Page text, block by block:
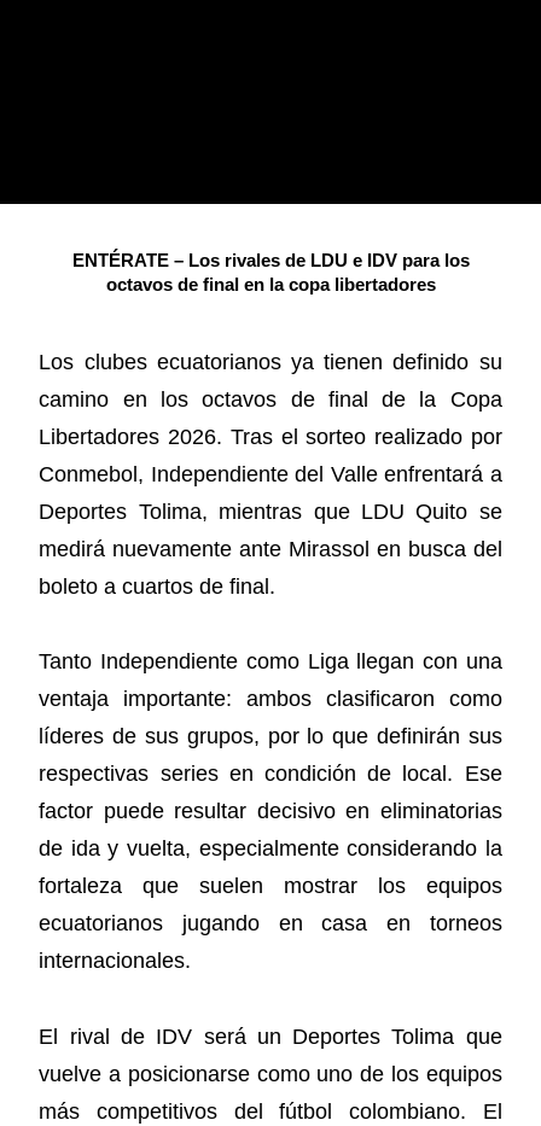
ENTÉRATE – Los rivales de LDU e IDV para los
octavos de final en la copa libertadores
Los clubes ecuatorianos ya tienen definido su
camino en los octavos de final de la Copa
Libertadores 2026. Tras el sorteo realizado por
Conmebol, Independiente del Valle enfrentará a
Deportes Tolima, mientras que LDU Quito se
medirá nuevamente ante Mirassol en busca del
boleto a cuartos de final.
Tanto Independiente como Liga llegan con una
ventaja importante: ambos clasificaron como
líderes de sus grupos, por lo que definirán sus
respectivas series en condición de local. Ese
factor puede resultar decisivo en eliminatorias
de ida y vuelta, especialmente considerando la
fortaleza que suelen mostrar los equipos
ecuatorianos jugando en casa en torneos
internacionales.
El rival de IDV será un Deportes Tolima que
vuelve a posicionarse como uno de los equipos
más competitivos del fútbol colombiano. El